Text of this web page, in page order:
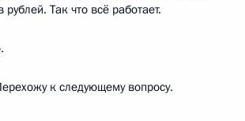
Так что всё работает.
к следующему вопросу.